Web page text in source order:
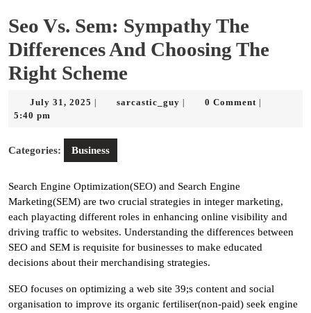
Seo Vs. Sem: Sympathy The
Differences And Choosing The
Right Scheme
July 31, 2025 July
sarcastic_guy sarcastic_guy
0 Comment
5:40 pm
Categories: Business
Search Engine Optimization(SEO) and Search Engine
Marketing(SEM) are two crucial strategies in integer marketing,
each playacting different roles in enhancing online visibility and
driving traffic to websites. Understanding the differences between
SEO and SEM is requisite for businesses to make educated
decisions about their merchandising strategies.
SEO focuses on optimizing a web site 39;s content and social
organisation to improve its organic fertiliser(non-paid) seek engine